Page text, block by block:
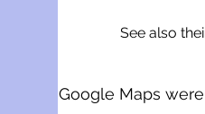
See also
Google Maps